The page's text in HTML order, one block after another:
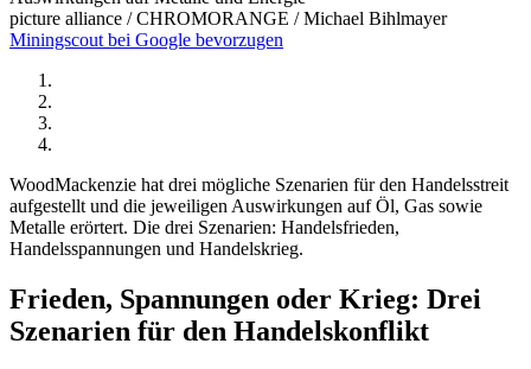
picture alliance / CHROMORANGE / Michael Bihlmayer
Miningscout bei Google bevorzugen
WoodMackenzie hat drei mögliche Szenarien für den Handelsstreit
aufgestellt und die jeweiligen Auswirkungen auf Öl, Gas sowie
Metalle erörtert. Die drei Szenarien: Handelsfrieden,
Handelsspannungen und Handelskrieg.
Frieden, Spannungen oder Krieg: Drei
Szenarien für den Handelskonflikt